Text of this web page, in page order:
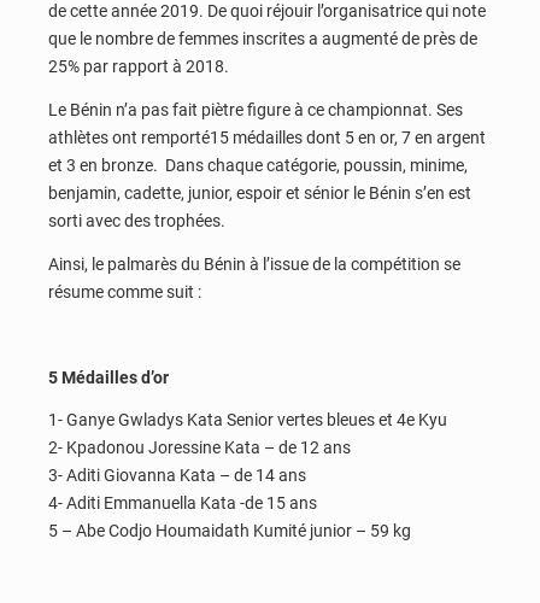
de cette année 2019. De quoi réjouir l’organisatrice qui note
que le nombre de femmes inscrites a augmenté de près de
25% par rapport à 2018.
Le Bénin n’a pas fait piètre figure à ce championnat. Ses
athlètes ont remporté15 médailles dont 5 en or, 7 en argent
et 3 en bronze. Dans chaque catégorie, poussin, minime,
benjamin, cadette, junior, espoir et sénior le Bénin s’en est
sorti avec des trophées.
Ainsi, le palmarès du Bénin à l’issue de la compétition se
résume comme suit :
5 Médailles d’or
1- Ganye Gwladys Kata Senior vertes bleues et 4e Kyu
2- Kpadonou Joressine Kata – de 12 ans
3- Aditi Giovanna Kata – de 14 ans
4- Aditi Emmanuella Kata -de 15 ans
5 – Abe Codjo Houmaidath Kumité junior – 59 kg